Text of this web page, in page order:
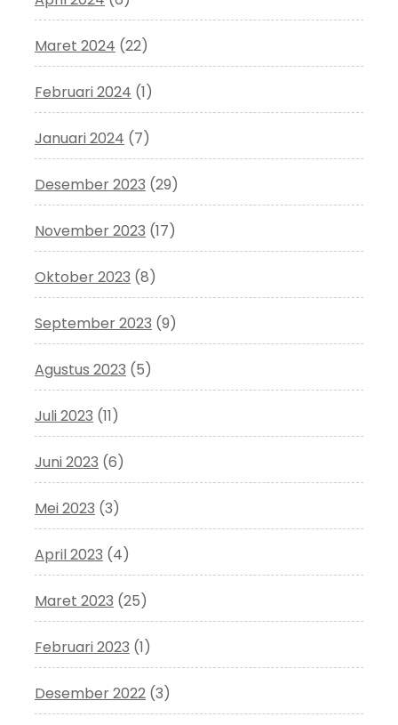
Maret 2024 (22)
Februari 2024 (1)
Januari 2024 (7)
Desember 2023 (29)
November 2023 (17)
Oktober 2023 (8)
September 2023 (9)
Agustus 2023 (5)
Juli 2023 (11)
Juni 2023 (6)
Mei 2023 (3)
April 2023 (4)
Maret 2023 (25)
Februari 2023 (1)
Desember 2022 (3)